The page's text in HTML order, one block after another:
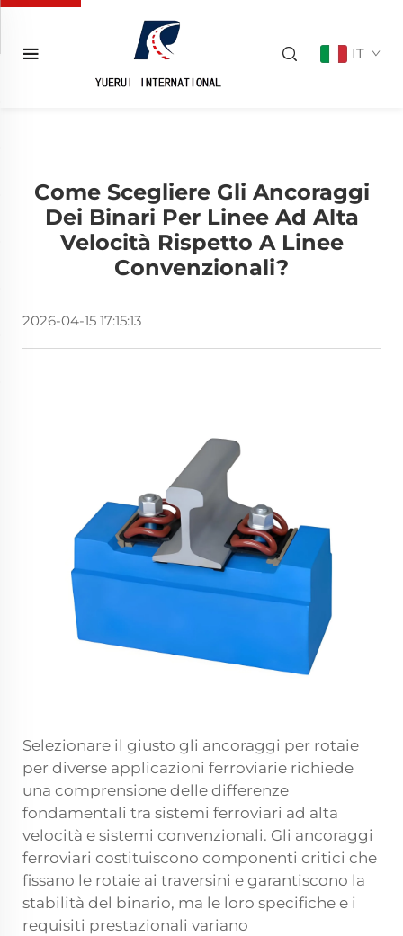
IT
Come Scegliere Gli Ancoraggi
Dei Binari Per Linee Ad Alta
Velocità Rispetto A Linee
Convenzionali?
2026-04-15 17:15:13
Selezionare il giusto gli ancoraggi per rotaie
per diverse applicazioni ferroviarie richiede
una comprensione delle differenze
fondamentali tra sistemi ferroviari ad alta
velocità e sistemi convenzionali. Gli ancoraggi
ferroviari costituiscono componenti critici che
fissano le rotaie ai traversini e garantiscono la
stabilità del binario, ma le loro specifiche e i
requisiti prestazionali variano